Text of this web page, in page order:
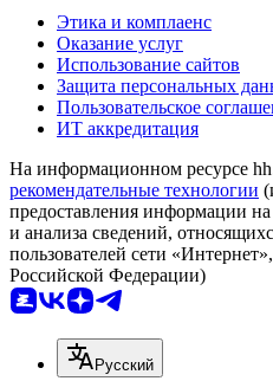
Этика и комплаенс
Оказание услуг
Использование сайтов
Защита персональных
Пользовательское
ИТ аккредитация
На информационном ресурсе
рекомендательные технологии
предоставления информации
и анализа сведений,
пользователей сети
Российской Федерации)
Русский